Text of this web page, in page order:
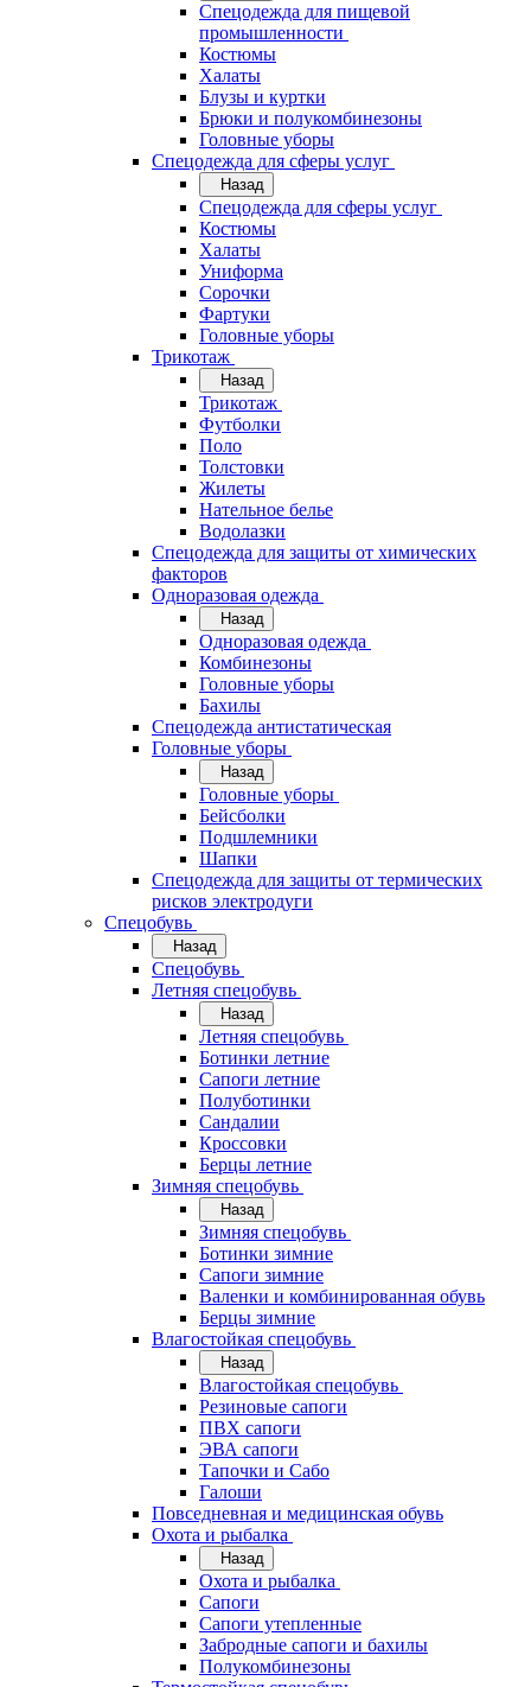
Спецодежда для пищевой
промышленности
Костюмы
Халаты
Блузы и куртки
Брюки и полукомбинезоны
Головные уборы
Спецодежда для сферы услуг
Назад
Спецодежда для сферы услуг
Костюмы
Халаты
Униформа
Сорочки
Фартуки
Головные уборы
Трикотаж
Назад
Трикотаж
Футболки
Поло
Толстовки
Жилеты
Нательное белье
Водолазки
Спецодежда для защиты от химических
факторов
Одноразовая одежда
Назад
Одноразовая одежда
Комбинезоны
Головные уборы
Бахилы
Спецодежда антистатическая
Головные уборы
Назад
Головные уборы
Бейсболки
Подшлемники
Шапки
Спецодежда для защиты от термических
рисков электродуги
Спецобувь
Назад
Спецобувь
Летняя спецобувь
Назад
Летняя спецобувь
Ботинки летние
Сапоги летние
Полуботинки
Сандалии
Кроссовки
Берцы летние
Зимняя спецобувь
Назад
Зимняя спецобувь
Ботинки зимние
Сапоги зимние
Валенки и комбинированная обувь
Берцы зимние
Влагостойкая спецобувь
Назад
Влагостойкая спецобувь
Резиновые сапоги
ПВХ сапоги
ЭВА сапоги
Тапочки и Сабо
Галоши
Повседневная и медицинская обувь
Охота и рыбалка
Назад
Охота и рыбалка
Сапоги
Сапоги утепленные
Забродные сапоги и бахилы
Полукомбинезоны